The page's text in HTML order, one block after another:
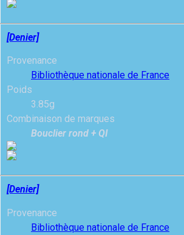
[Denier]
Provenance
Bibliothèque nationale de France
Poids
3.85g
Combinaison de marques
Bouclier rond + QI
[Denier]
Provenance
Bibliothèque nationale de France